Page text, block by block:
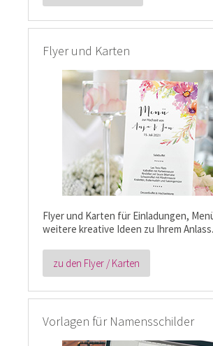
Flyer und Karten
Flyer und Karten für Einladungen,
weitere kreative Ideen zu Ihrem Anlass.
zu den Flyer / Karten
Vorlagen für Namensschilder